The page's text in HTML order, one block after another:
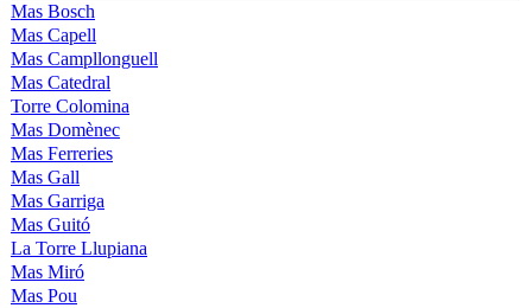
Mas Bosch
Mas Capell
Mas Campllonguell
Mas Catedral
Torre Colomina
Mas Domènec
Mas Ferreries
Mas Gall
Mas Garriga
Mas Guitó
La Torre Llupiana
Mas Miró
Mas Pou